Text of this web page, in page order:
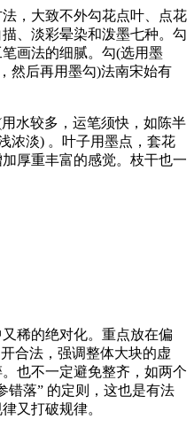
，大致不外勾花点叶、点花
、淡彩晕染和泼墨七种。勾
画法的细腻。勾(选用墨
然后再用墨勾)法南宋始有
较多，运笔须快，如陈半
浓淡) 。叶子用墨点，套花
厚重丰富的感觉。枝干也一
稀的绝对化。重点放在偏
合法，强调整体大块的虚
也不一定避免整齐，如两个
错落” 的定则，这也是有法
又打破规律。